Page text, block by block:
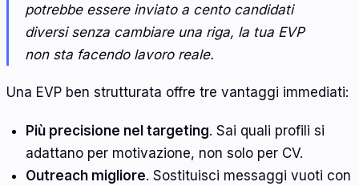
potrebbe essere inviato a cento candidati
diversi senza cambiare una riga, la tua EVP
non sta facendo lavoro reale.
Una EVP ben strutturata offre tre vantaggi immediati:
Più precisione nel targeting. Sai quali profili si
adattano per motivazione, non solo per CV.
Outreach migliore. Sostituisci messaggi vuoti con